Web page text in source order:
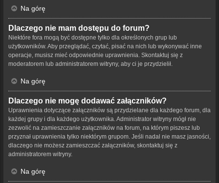
Na górę
Dlaczego nie mam dostępu do forum?
Niektóre fora mogą być dostępne tylko dla określonych grup lub
użytkowników. Aby przeglądać, czytać, pisać na nich lub wykonywać inne
operacje, musisz mieć odpowiednie uprawnienia. Skontaktuj się z
moderatorem lub administratorem witryny, aby ci je przydzielił.
Na górę
Dlaczego nie mogę dodawać załączników?
Uprawnienia dotyczące załączników są przydzielane dla każdego forum, dla
każdej grupy i dla każdego użytkownika. Administrator witryny mógł nie
zezwolić na zamieszczanie załączników na forum, na którym piszesz lub
przyznał uprawnienia tylko niektórym grupom. Jeśli nadal nie masz jasności,
dlaczego nie możesz zamieszczać załączników, skontaktuj się z
administratorem witryny.
Na górę